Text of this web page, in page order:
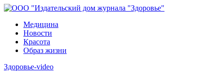
Медицина
Новости
Красота
Образ жизни
Здоровье-video